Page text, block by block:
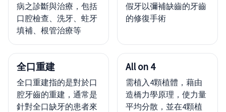
病之診斷與治療，包括
口腔檢查、洗牙、蛀牙
填補、根管治療等
假牙以彌補缺齒的牙齒
的修復手術
全口重建
全口重建指的是對於口
腔牙齒的重建，通常是
針對全口缺牙的患者來
All on 4
需植入4顆植體，藉由
造橋力學原理，使力量
平均分散，並在4顆植